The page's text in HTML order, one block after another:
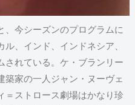
、今シーズンのプログラムに
、インド、インドネシア、
されている。ケ・ブランリー
築家の一人ジャン・ヌーヴェ
＝ストロース劇場はかなり珍